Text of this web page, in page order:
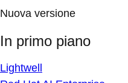
Nuova versione
In primo piano
Lightwell